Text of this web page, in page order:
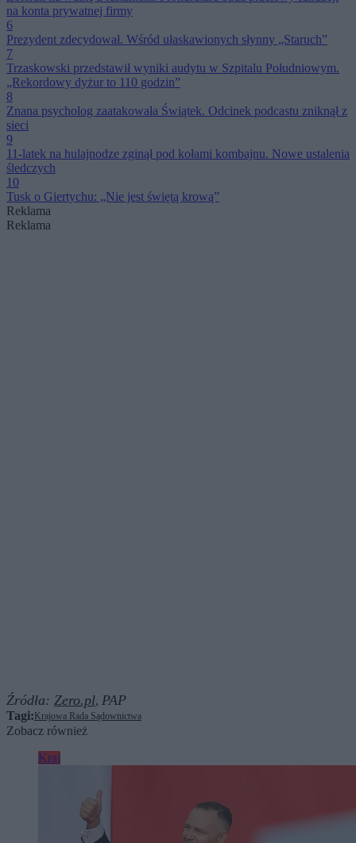
na konta prywatnej firmy
6
Prezydent zdecydował. Wśród ułaskawionych słynny „Staruch”
7
Trzaskowski przedstawił wyniki audytu w Szpitalu Południowym.
„Rekordowy dyżur to 110 godzin”
8
Znana psycholog zaatakowała Świątek. Odcinek podcastu zniknął z
sieci
9
11-latek na hulajnodze zginął pod kołami kombajnu. Nowe ustalenia
śledczych
10
Tusk o Giertychu: „Nie jest świętą krową”
Reklama
Reklama
Źródła: Zero.pl, PAP
Tagi: Krajowa Rada Sądownictwa
Zobacz również
Kraj